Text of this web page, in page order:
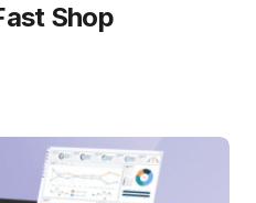
Shop